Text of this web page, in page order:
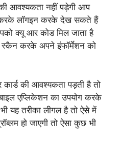
आवश्यकता नहीं पड़ेगी आप
करके लॉगइन करके देख सकते हैं
क्यू आर कोड मिल जाता है
करके अपने इंफॉर्मेशन को
कार्ड की आवश्यकता पड़ती है तो
एप्लिकेशन का उपयोग करके
यह तरीका लीगल है तो ऐसे में
हो जाएगी तो ऐसा कुछ भी